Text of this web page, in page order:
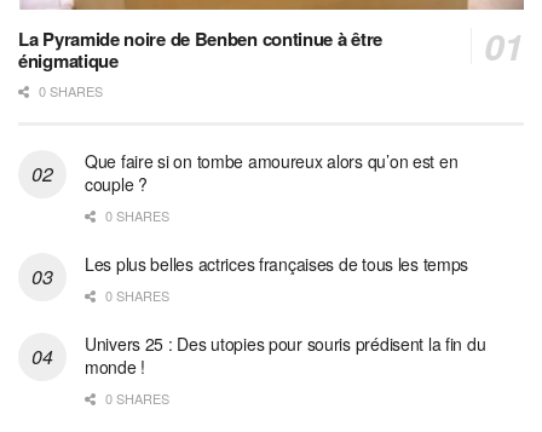
La Pyramide noire de Benben continue à être
énigmatique
0 SHARES
Que faire si on tombe amoureux alors qu’on est en
couple ?
0 SHARES
Les plus belles actrices françaises de tous les temps
0 SHARES
Univers 25 : Des utopies pour souris prédisent la fin du
monde !
0 SHARES